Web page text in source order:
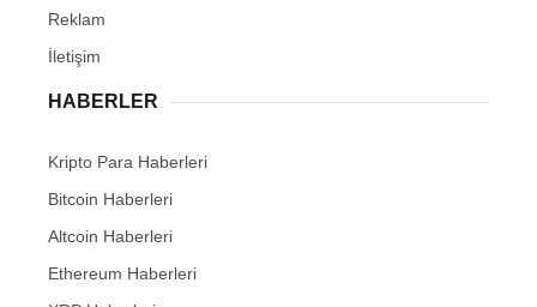
Reklam
İletişim
HABERLER
Kripto Para Haberleri
Bitcoin Haberleri
Altcoin Haberleri
Ethereum Haberleri